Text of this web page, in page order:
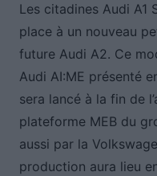
Les citadines Audi
place à un nouveau
future Audi A2. Ce
Audi AI:ME présenté
sera lancé à la fin de
plateforme MEB du
aussi par la
production aura lieu